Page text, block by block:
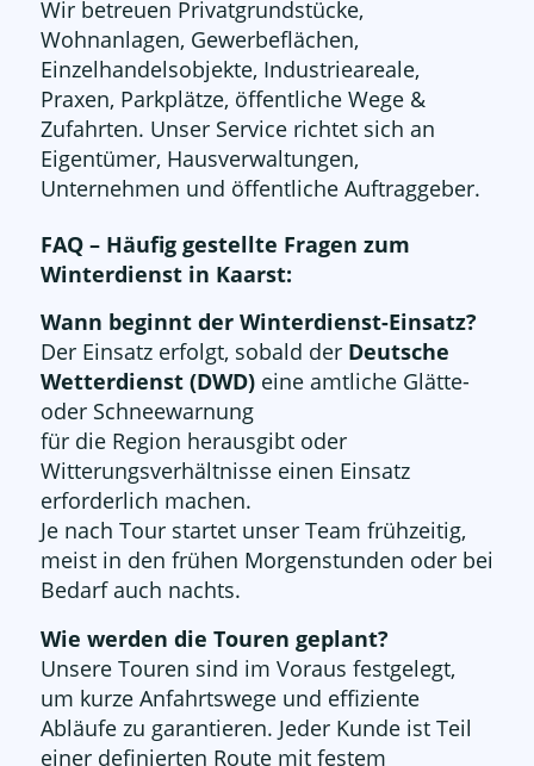
Wir betreuen Privatgrundstücke,
Wohnanlagen, Gewerbeflächen,
Einzelhandelsobjekte, Industrieareale,
Praxen, Parkplätze, öffentliche Wege &
Zufahrten. Unser Service richtet sich an
Eigentümer, Hausverwaltungen,
Unternehmen und öffentliche Auftraggeber.
FAQ – Häufig gestellte Fragen zum
Winterdienst in Kaarst:
Wann beginnt der Winterdienst-Einsatz?
Der Einsatz erfolgt, sobald der Deutsche
Wetterdienst (DWD)eine amtliche Glätte-
oder Schneewarnung
für die Region herausgibt oder
Witterungsverhältnisse einen Einsatz
erforderlich machen.
Je nach Tour startet unser Team frühzeitig,
meist in den frühen Morgenstunden oder bei
Bedarf auch nachts.
Wie werden die Touren geplant?
Unsere Touren sind im Voraus festgelegt,
um kurze Anfahrtswege und effiziente
Abläufe zu garantieren. Jeder Kunde ist Teil
einer definierten Route mit festem